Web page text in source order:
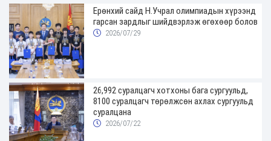
Ерөнхий сайд Н.Учрал олимпиадын хүрээнд
гарсан зардлыг шийдвэрлэж өгөхөөр болов
2026/07/29
26,992 суралцагч хотхоны бага сургуульд,
8100 суралцагч төрөлжсөн ахлах сургуульд
суралцана
2026/07/22